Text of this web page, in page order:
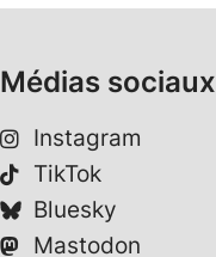
Médias sociaux
Instagram
TikTok
Bluesky
Mastodon